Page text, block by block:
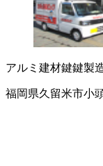
アルミ建材鍵鍵製
福岡県久留米市小